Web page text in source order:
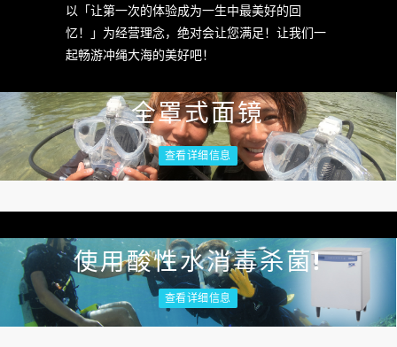
以「让第一次的体验成为一生中最美好的回
忆！」为经营理念，绝对会让您满足！让我们一
起畅游冲绳大海的美好吧！
全罩式面镜
查看详细信息
使用酸性水消毒杀菌!
查看详细信息